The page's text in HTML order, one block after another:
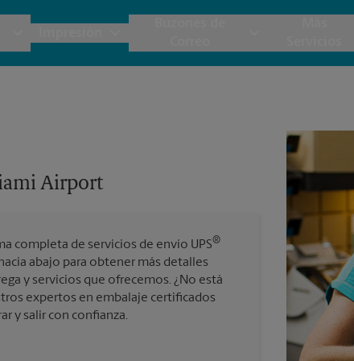
Cajas y Suministros de Mudanza
Garantía de Embalaje y Envío
de Envío y Embalaje
Correo Directo
Tarjetas Postales
Tarjetas Comerciales
Airport
completa de servicios de envío UPS®
abajo para obtener más detalles
y servicios que ofrecemos. ¿No está
expertos en embalaje certificados
y salir con confianza.